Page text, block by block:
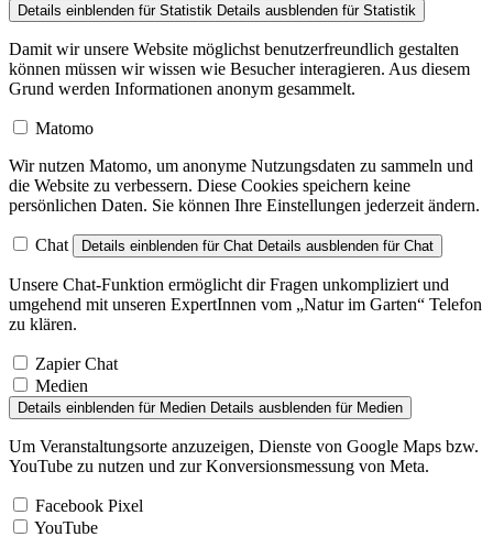
Details einblenden für Statistik Details ausblenden für Statistik
Damit wir unsere Website möglichst benutzerfreundlich gestalten
können müssen wir wissen wie Besucher interagieren. Aus diesem
Grund werden Informationen anonym gesammelt.
Matomo
Wir nutzen Matomo, um anonyme Nutzungsdaten zu sammeln und
die Website zu verbessern. Diese Cookies speichern keine
persönlichen Daten. Sie können Ihre Einstellungen jederzeit ändern.
Chat Details einblenden für Chat Details ausblenden für Chat
Unsere Chat-Funktion ermöglicht dir Fragen unkompliziert und
umgehend mit unseren ExpertInnen vom „Natur im Garten“ Telefon
zu klären.
Zapier Chat
Medien
Details einblenden für Medien Details ausblenden für Medien
Um Veranstaltungsorte anzuzeigen, Dienste von Google Maps bzw.
YouTube zu nutzen und zur Konversionsmessung von Meta.
Facebook Pixel
YouTube